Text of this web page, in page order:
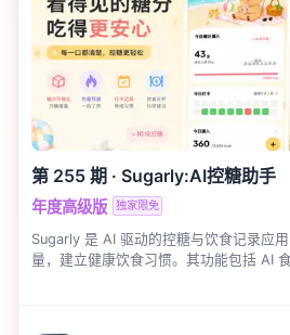
第 255 期 · Sugarly:AI控糖助手
年度高级版 独家限免
Sugarly 是 AI 驱动的控糖与饮食记录应
量，建立健康饮食习惯。其功能包括 AI